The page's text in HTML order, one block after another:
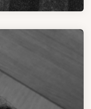
caves.